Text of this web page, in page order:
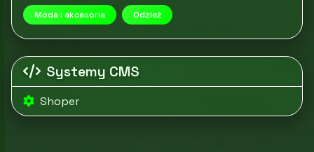
Moda i akcesoria Odzież
Systemy CMS
Shoper